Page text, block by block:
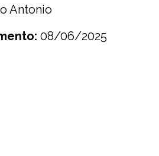
Antonio
08/06/2025